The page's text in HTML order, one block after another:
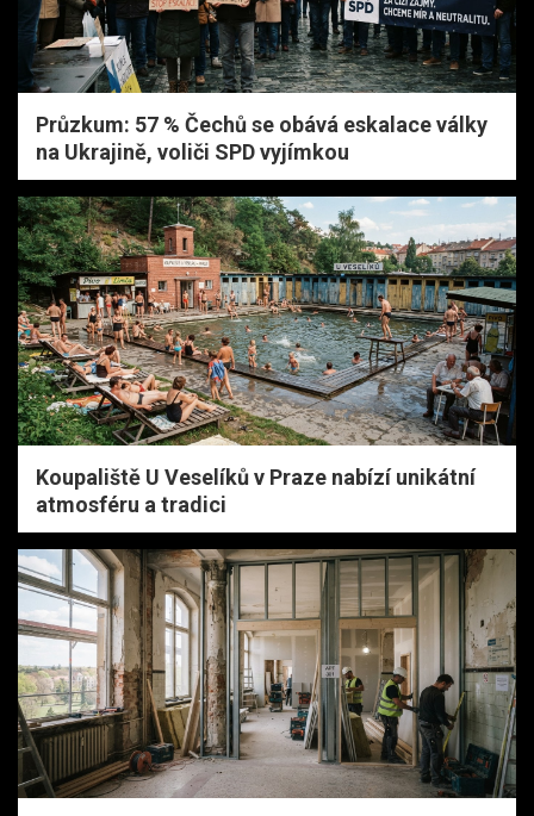
Průzkum: 57 % Čechů se obává eskalace války
na Ukrajině, voliči SPD vyjímkou
Koupaliště U Veselíků v Praze nabízí unikátní
atmosféru a tradici